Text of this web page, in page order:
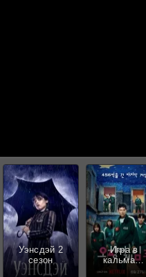
Уэнсдэй 2
сезон
Игра в
кальмара
3 сезон